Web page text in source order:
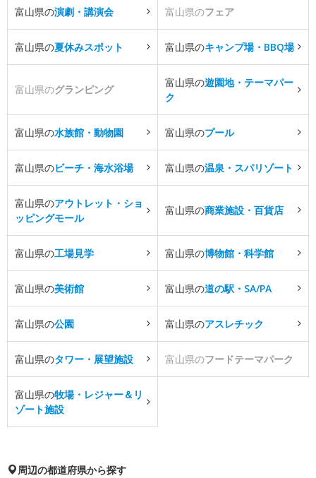
富山県の演劇・講演会 富山県のフェア
富山県の夏休みスポット 富山県のキャンプ場・BBQ場
富山県のグランピング
富山県の遊園地・テーマパー
ク
富山県の水族館・動物園 富山県のプール
富山県のビーチ・海水浴場 富山県の温泉・スパリゾート
富山県のアウトレット・ショ
ッピングモール
富山県の商業施設・百貨店
富山県の工場見学 富山県の博物館・科学館
富山県の美術館 富山県の道の駅・SA/PA
富山県の公園 富山県のアスレチック
富山県のタワー・展望施設 富山県のフードテーマパーク
富山県の牧場・レジャー＆リ
ゾート施設
周辺の都道府県から探す